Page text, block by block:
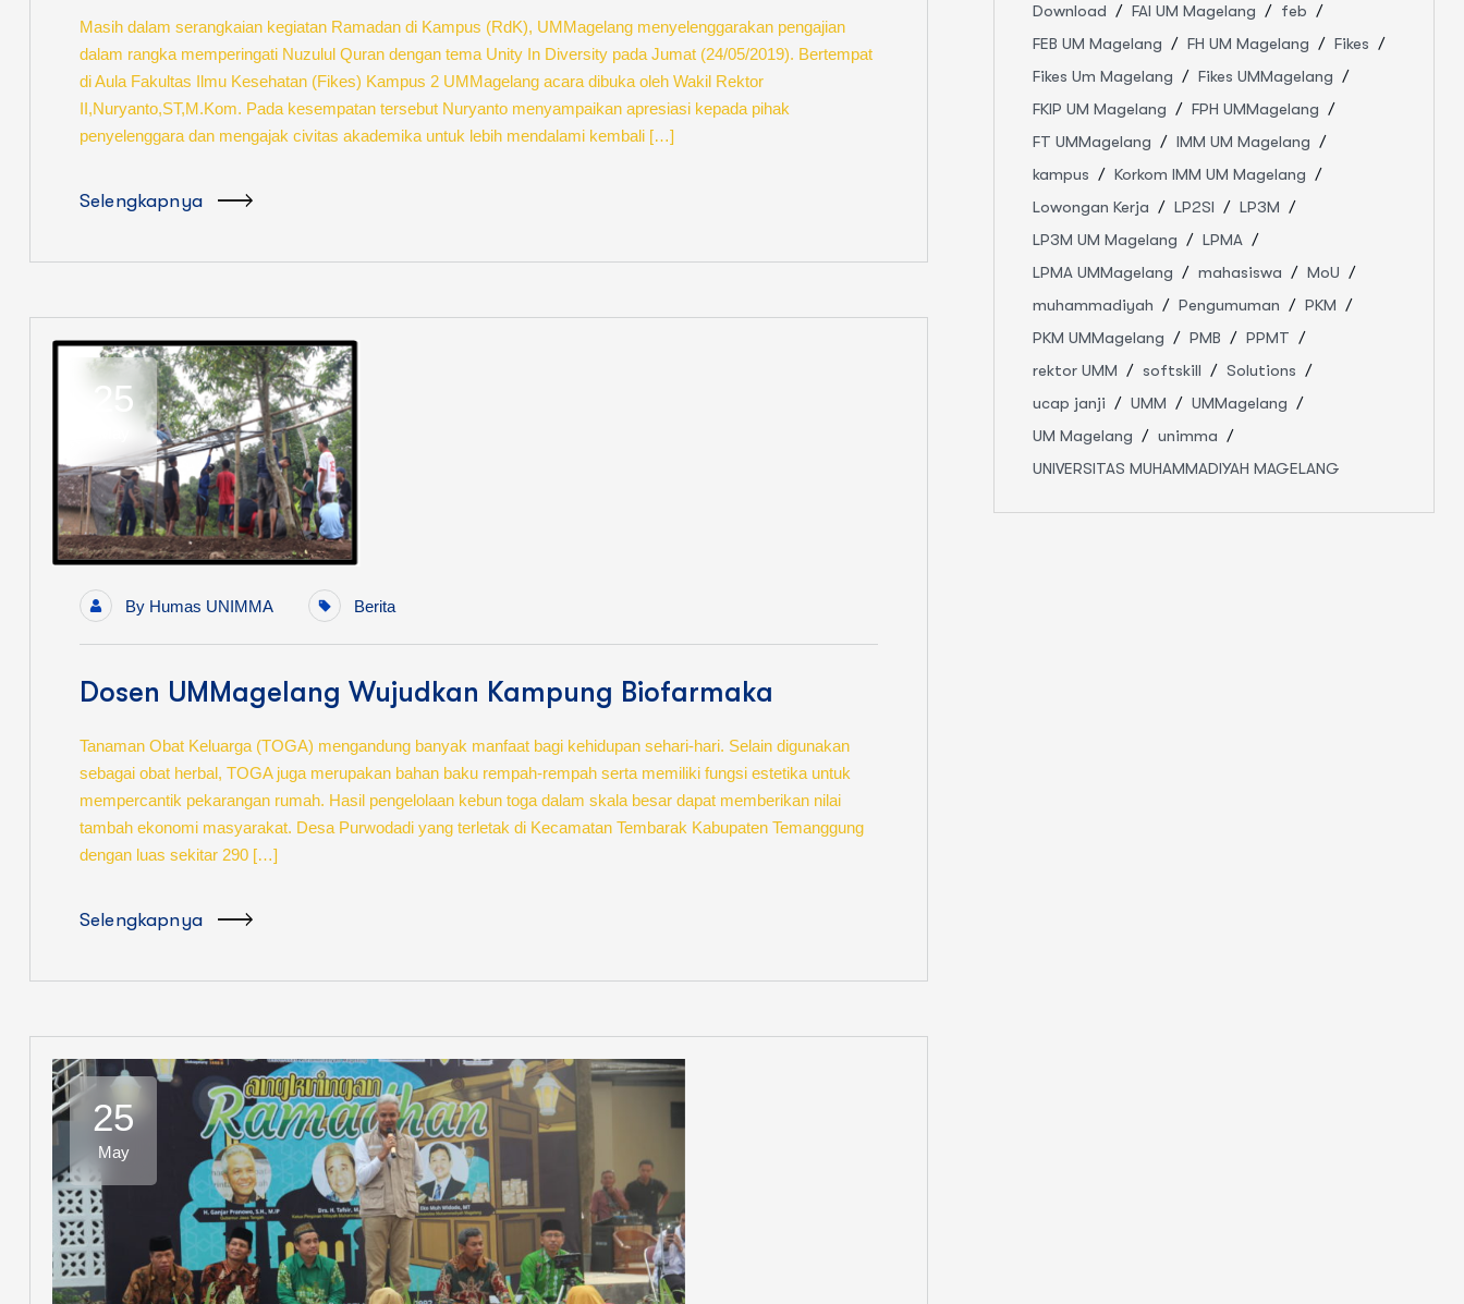
Masih dalam serangkaian kegiatan Ramadan di Kampus (RdK), UMMagelang menyelenggarakan pengajian
dalam rangka memperingati Nuzulul Quran dengan tema Unity In Diversity pada Jumat (24/05/2019). Bertempat
di Aula Fakultas Ilmu Kesehatan (Fikes) Kampus 2 UMMagelang acara dibuka oleh Wakil Rektor
II,Nuryanto,ST,M.Kom. Pada kesempatan tersebut Nuryanto menyampaikan apresiasi kepada pihak
penyelenggara dan mengajak civitas akademika untuk lebih mendalami kembali […]
Selengkapnya
25
By Humas UNIMMA Berita
Dosen UMMagelang Wujudkan Kampung Biofarmaka
Tanaman Obat Keluarga (TOGA) mengandung banyak manfaat bagi kehidupan sehari-hari. Selain digunakan
sebagai obat herbal, TOGA juga merupakan bahan baku rempah-rempah serta memiliki fungsi estetika untuk
mempercantik pekarangan rumah. Hasil pengelolaan kebun toga dalam skala besar dapat memberikan nilai
tambah ekonomi masyarakat. Desa Purwodadi yang terletak di Kecamatan Tembarak Kabupaten Temanggung
dengan luas sekitar 290 […]
Selengkapnya
25
May
Download
FAI UM Magelang
feb
FEB UM Magelang
FH UM Magelang
Fikes
Fikes Um Magelang
Fikes UMMagelang
FKIP UM Magelang
FPH UMMagelang
FT UMMagelang
IMM UM Magelang
kampus
Korkom IMM UM Magelang
Lowongan Kerja
LP2SI
LP3M
LP3M UM Magelang
LPMA
LPMA UMMagelang
mahasiswa
MoU
muhammadiyah
Pengumuman
PKM
PKM UMMagelang
PMB
PPMT
rektor UMM
softskill
Solutions
ucap janji
UMM
UMMagelang
UM Magelang
unimma
UNIVERSITAS MUHAMMADIYAH MAGELANG